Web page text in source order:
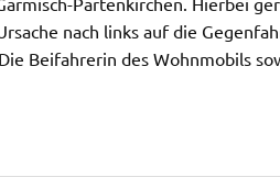
nach links auf die
Beifahrerin des Wohnmobils